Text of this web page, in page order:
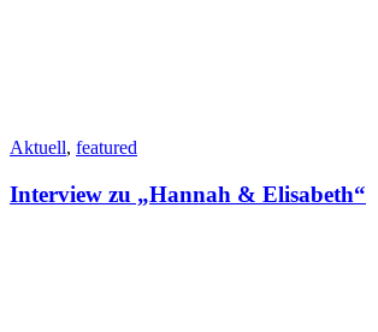
Aktuell, featured
Interview zu „Hannah & Elisabeth“